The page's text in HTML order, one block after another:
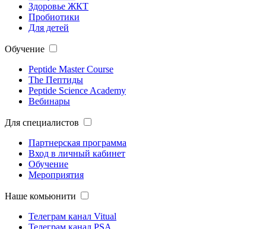
Здоровье ЖКТ
Пробиотики
Для детей
Обучение
Peptide Master Course
The Пептиды
Peptide Science Academy
Вебинары
Для специалистов
Партнерская программа
Вход в личный кабинет
Обучение
Мероприятия
Наше комьюнити
Телеграм канал Vitual
Телеграм канал PSA